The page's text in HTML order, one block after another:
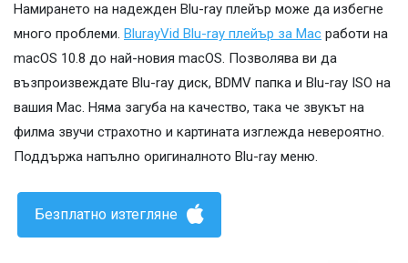
Намирането на надежден Blu-ray плейър може да избегне
много проблеми. BlurayVid Blu-ray плейър за Mac работи на
macOS 10.8 до най-новия macOS. Позволява ви да
възпроизвеждате Blu-ray диск, BDMV папка и Blu-ray ISO на
вашия Mac. Няма загуба на качество, така че звукът на
филма звучи страхотно и картината изглежда невероятно.
Поддържа напълно оригиналното Blu-ray меню.
Безплатно изтегляне